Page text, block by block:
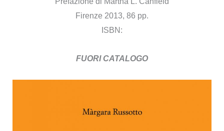
Firenze 2013, 86 pp.
ISBN:
FUORI CATALOGO